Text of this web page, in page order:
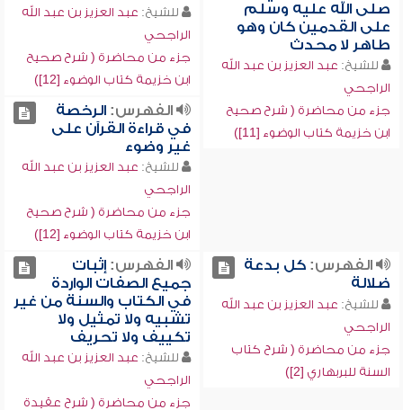
صلى الله عليه وسلم
على القدمين كان وهو
طاهر لا محدث
للشيخ: عبد العزيز بن عبد الله
الراجحي
جزء من محاضرة ( شرح صحيح
ابن خزيمة كتاب الوضوء [11])
للشيخ: عبد العزيز بن عبد الله
الراجحي
جزء من محاضرة ( شرح صحيح
ابن خزيمة كتاب الوضوء [12])
الفهرس:الرخصة
في قراءة القرآن على
غير وضوء
للشيخ: عبد العزيز بن عبد الله
الراجحي
جزء من محاضرة ( شرح صحيح
ابن خزيمة كتاب الوضوء [12])
الفهرس:كل بدعة
ضلالة
للشيخ: عبد العزيز بن عبد الله
الراجحي
جزء من محاضرة ( شرح كتاب
السنة للبربهاري [2])
الفهرس:إثبات
جميع الصفات الواردة
في الكتاب والسنة من غير
تشبيه ولا تمثيل ولا
تكييف ولا تحريف
للشيخ: عبد العزيز بن عبد الله
الراجحي
جزء من محاضرة ( شرح عقيدة